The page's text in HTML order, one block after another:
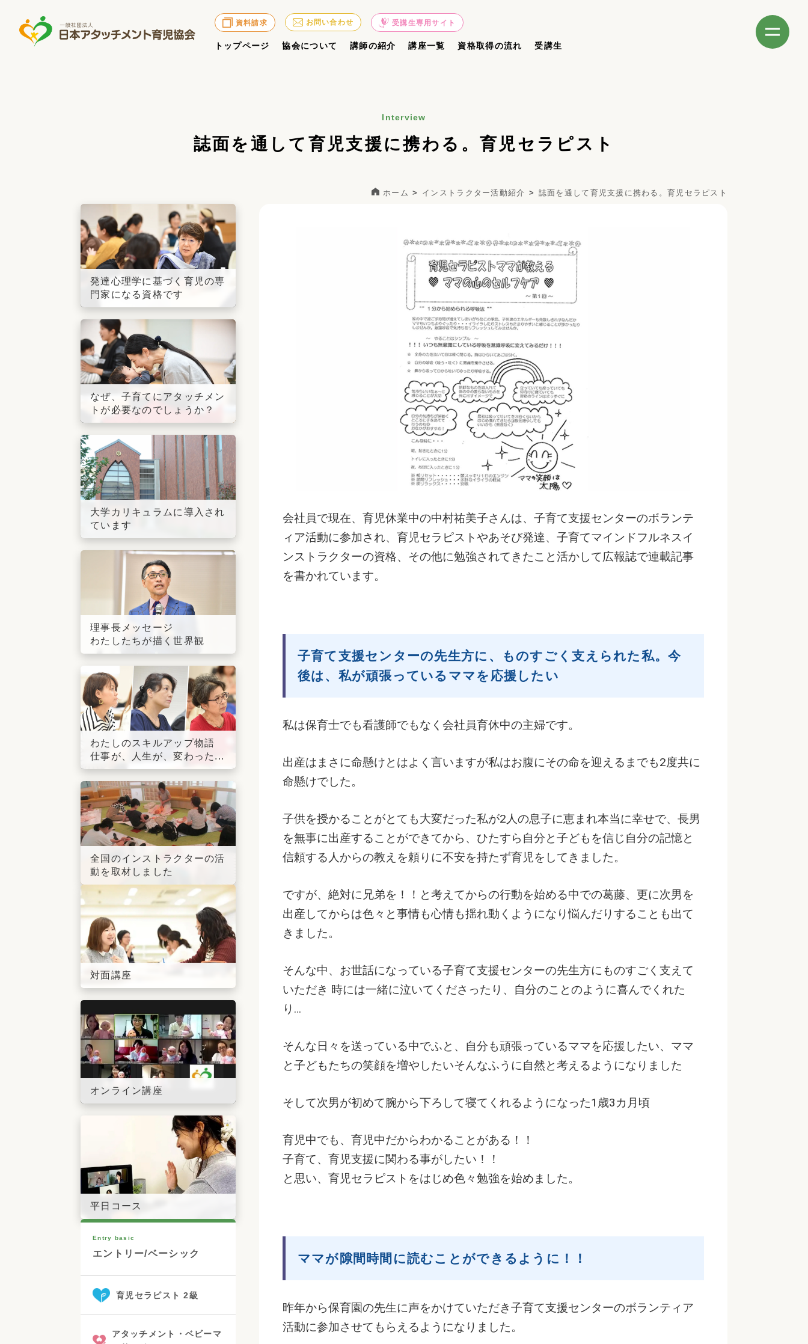
資料請求 お問い合わせ 受講生専用サイト
トップページ 協会について 講師の紹介 講座一覧 資格取得の流れ 受講生
Interview
誌面を通して育児支援に携わる。育児セラピスト
ホーム インストラクター活動紹介 誌面を通して育児支援に携わる。育児セラピスト
会社員で現在、育児休業中の中村祐美子さんは、子育て支援センターのボランテ
ィア活動に参加され、育児セラピストやあそび発達、子育てマインドフルネスイ
ンストラクターの資格、その他に勉強されてきたこと活かして広報誌で連載記事
を書かれています。
子育て支援センターの先生方に、ものすごく支えられた私。今
後は、私が頑張っているママを応援したい
私は保育士でも看護師でもなく会社員育休中の主婦です。
出産はまさに命懸けとはよく言いますが私はお腹にその命を迎えるまでも2度共に
命懸けでした。
子供を授かることがとても大変だった私が2人の息子に恵まれ本当に幸せで、長男
を無事に出産することができてから、ひたすら自分と子どもを信じ自分の記憶と
信頼する人からの教えを頼りに不安を持たず育児をしてきました。
ですが、絶対に兄弟を！！と考えてからの行動を始める中での葛藤、更に次男を
出産してからは色々と事情も心情も揺れ動くようになり悩んだりすることも出て
きました。
そんな中、お世話になっている子育て支援センターの先生方にものすごく支えて
いただき 時には一緒に泣いてくださったり、自分のことのように喜んでくれた
り…
そんな日々を送っている中でふと、自分も頑張っているママを応援したい、ママ
と子どもたちの笑顔を増やしたいそんなふうに自然と考えるようになりました
そして次男が初めて腕から下ろして寝てくれるようになった1歳3カ月頃
育児中でも、育児中だからわかることがある！！
子育て、育児支援に関わる事がしたい！！
と思い、育児セラピストをはじめ色々勉強を始めました。
ママが隙間時間に読むことができるように！！
昨年から保育園の先生に声をかけていただき子育て支援センターのボランティア
活動に参加させてもらえるようになりました。
発達心理学に基づく育児の専
門家になる資格です
なぜ、子育てにアタッチメン
トが必要なのでしょうか？
大学カリキュラムに導入され
ています
理事長メッセージ
わたしたちが描く世界観
わたしのスキルアップ物語
仕事が、人生が、変わった...
全国のインストラクターの活
動を取材しました
対面講座
オンライン講座
平日コース
Entry basic
エントリー/ベーシック
育児セラピスト 2級
アタッチメント・ベビーマ